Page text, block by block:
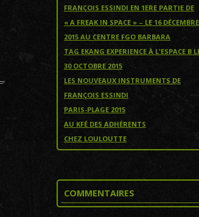
FRANÇOIS ESSINDI EN 1ERE PARTIE DE
« A FREAK IN SPACE » – LE 16 DÉCEMBRE
2015 AU CENTRE FGO BARBARA
TAG EKANG EXPERIENCE À L'ESPACE B
30 OCTOBRE 2015
LES NOUVEAUX INSTRUMENTS DE
FRANÇOIS ESSINDI
PARIS-PLAGE 2015
AU KFÉ DES ADHÉRENTS
CHEZ LOULOUTTE
COMMENTAIRES